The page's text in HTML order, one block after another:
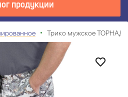
продукции
Трико мужское ТОРНАДО